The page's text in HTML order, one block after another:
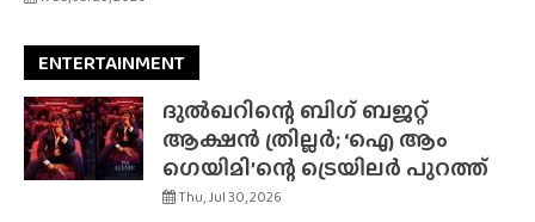
ENTERTAINMENT
ദുൽഖറിന്റെ ബിഗ് ബജറ്റ്
ആക്ഷൻ ത്രില്ലർ; ‘ഐ ആം
ഗെയിമി’ന്റെ ട്രെയിലർ പുറത്ത്
Thu, Jul 30, 2026